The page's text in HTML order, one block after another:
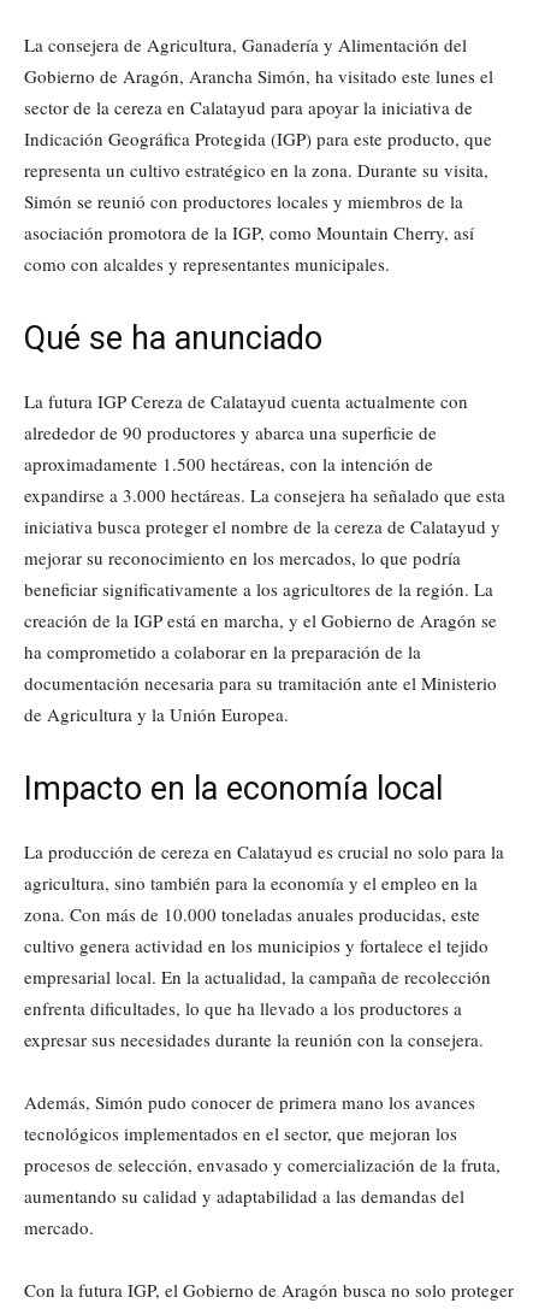
La consejera de Agricultura, Ganadería y Alimentación del
Gobierno de Aragón, Arancha Simón, ha visitado este lunes el
sector de la cereza en Calatayud para apoyar la iniciativa de
Indicación Geográfica Protegida (IGP) para este producto, que
representa un cultivo estratégico en la zona. Durante su visita,
Simón se reunió con productores locales y miembros de la
asociación promotora de la IGP, como Mountain Cherry, así
como con alcaldes y representantes municipales.
Qué se ha anunciado
La futura IGP Cereza de Calatayud cuenta actualmente con
alrededor de 90 productores y abarca una superficie de
aproximadamente 1.500 hectáreas, con la intención de
expandirse a 3.000 hectáreas. La consejera ha señalado que esta
iniciativa busca proteger el nombre de la cereza de Calatayud y
mejorar su reconocimiento en los mercados, lo que podría
beneficiar significativamente a los agricultores de la región. La
creación de la IGP está en marcha, y el Gobierno de Aragón se
ha comprometido a colaborar en la preparación de la
documentación necesaria para su tramitación ante el Ministerio
de Agricultura y la Unión Europea.
Impacto en la economía local
La producción de cereza en Calatayud es crucial no solo para la
agricultura, sino también para la economía y el empleo en la
zona. Con más de 10.000 toneladas anuales producidas, este
cultivo genera actividad en los municipios y fortalece el tejido
empresarial local. En la actualidad, la campaña de recolección
enfrenta dificultades, lo que ha llevado a los productores a
expresar sus necesidades durante la reunión con la consejera.
Además, Simón pudo conocer de primera mano los avances
tecnológicos implementados en el sector, que mejoran los
procesos de selección, envasado y comercialización de la fruta,
aumentando su calidad y adaptabilidad a las demandas del
mercado.
Con la futura IGP, el Gobierno de Aragón busca no solo proteger